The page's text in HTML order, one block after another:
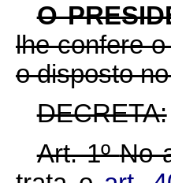
O
lhe confere
o disposto
DECRETA:
Art. 1ºNo